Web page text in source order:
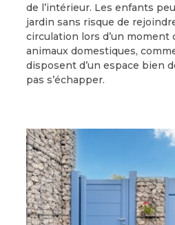
de l’intérieur. Les enfants
jardin sans risque de
circulation lors d’un moment
animaux domestiques,
disposent d’un espace bien
pas s’échapper.